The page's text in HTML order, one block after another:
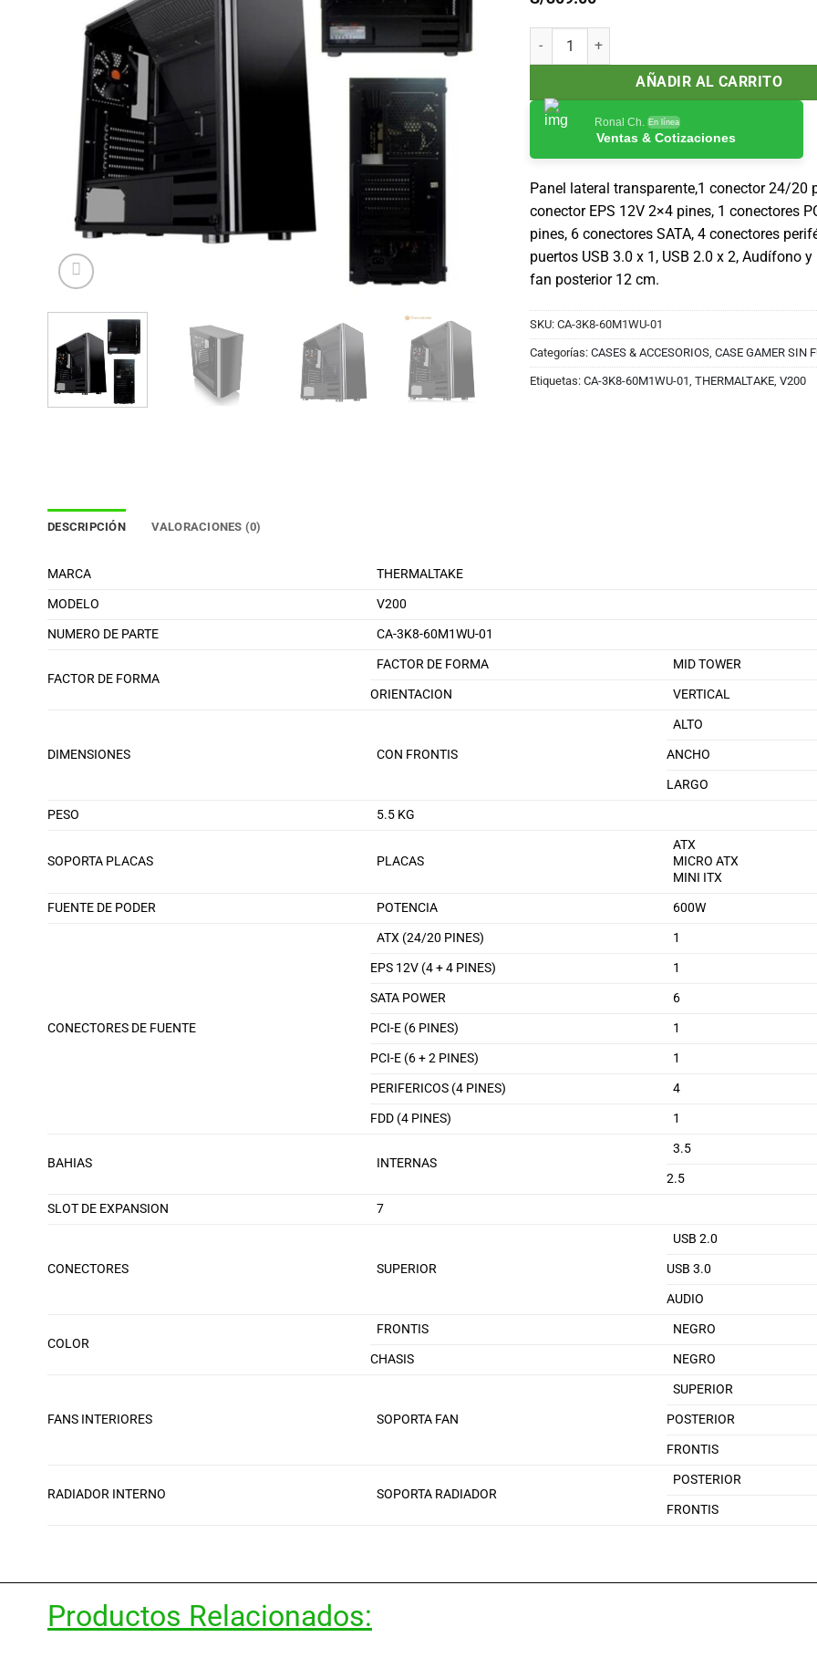
Case Gamer Thermaltake V200, Mid Tower,
AÑADIR AL CARRITO
Ronal Ch. En línea
Ventas & Cotizaciones
Panel lateral transparente,1 conector 24/20
conector EPS 12V 2×4 pines, 1 conectores
pines, 6 conectores SATA, 4 conectores
puertos USB 3.0 x 1, USB 2.0 x 2, Audífono
fan posterior 12 cm.
SKU:CA-3K8-60M1WU-01
Categorías:CASES & ACCESORIOS,CASE GAMER SIN
Etiquetas:CA-3K8-60M1WU-01,THERMALTAKE,V200
DESCRIPCIÓN VALORACIONES (0)
MARCA
THERMALTAKE
MODELO
V200
NUMERO DE PARTE
CA-3K8-60M1WU-01
FACTOR DE FORMA
FACTOR DE FORMA
MID TOWER
ORIENTACION
VERTICAL
DIMENSIONES CON FRONTIS
ALTO
ANCHO
LARGO
PESO
5.5 KG
SOPORTA PLACAS PLACAS
ATX
MICRO ATX
MINI ITX
FUENTE DE PODER
POTENCIA 600W
CONECTORES DE FUENTE
ATX (24/20 PINES)
1
EPS 12V (4 + 4 PINES)
1
SATA POWER
6
PCI-E (6 PINES)
1
PCI-E (6 + 2 PINES)
1
PERIFERICOS (4 PINES)
4
FDD (4 PINES)
1
BAHIAS INTERNAS
3.5
2.5
SLOT DE EXPANSION
7
CONECTORES SUPERIOR
USB 2.0
USB 3.0
AUDIO
COLOR
FRONTIS
NEGRO
CHASIS
NEGRO
FANS INTERIORES SOPORTA FAN
SUPERIOR
POSTERIOR
FRONTIS
RADIADOR INTERNO SOPORTA RADIADOR
POSTERIOR
FRONTIS
Productos Relacionados: